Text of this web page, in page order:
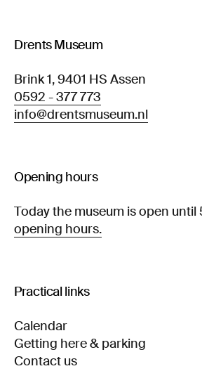
Drents Museum
Brink 1, 9401 HS Assen
0592 - 377 773
info@drentsmuseum.nl
Opening hours
Today the museum is open until
opening hours.
Practical links
Calendar
Getting here & parking
Contact us